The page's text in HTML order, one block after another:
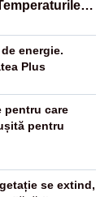
energie.
Plus
pentru care
pentru
se extind,